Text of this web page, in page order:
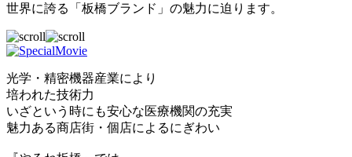
世界に誇る「板橋ブランド」の魅力に迫ります。
光学・精密機器産業により
培われた技術力
いざという時にも安心な医療機関の充実
魅力ある商店街・個店によるにぎわい